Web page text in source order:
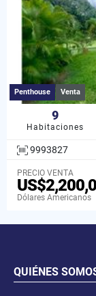
Penthouse Venta
9
Habitaciones
9993827
PRECIO VENTA
Dólares Americanos
QUIÉNES